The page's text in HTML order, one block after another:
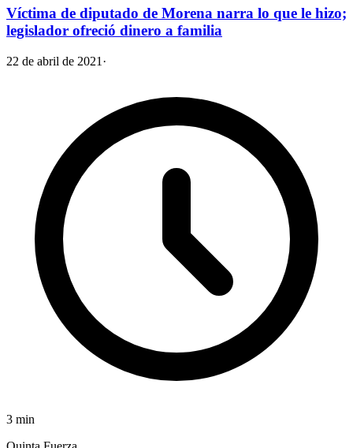
Víctima de diputado de Morena narra lo que le hizo;
legislador ofreció dinero a familia
22 de abril de 2021 ·
3 min